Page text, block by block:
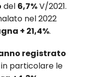
del 6,7%V/2021.
nel 2022
+ 21,4%.
registrato
in particolare le